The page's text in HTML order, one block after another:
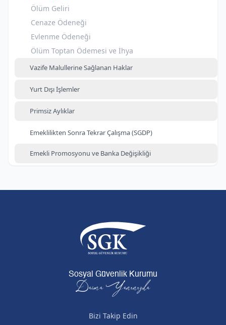
Ölüm Geliri
Cenaze Ödeneği
Evlenme Ödeneği
Ölüm Toptan Ödemesi ve İhya
Vazife Malullerine Sağlanan Haklar
Yurt Dışı İşlemler
Primsiz Aylıklar
Emeklilikten Sonra Tekrar Çalışma (SGDP)
Emekli Promosyonu ve Banka Değişikliği
Sosyal Güvenlik Kurumu
Daima Yanınızda
Bizi Takip Edin